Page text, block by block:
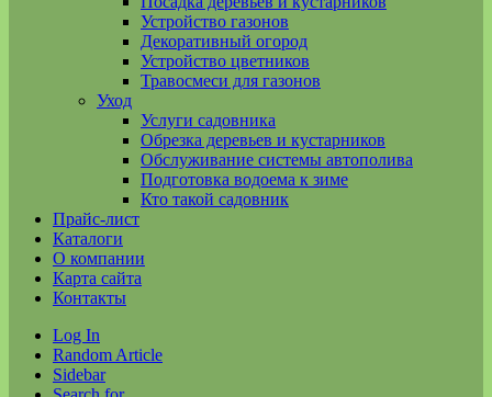
Устройство газонов
Декоративный огород
Устройство цветников
Травосмеси для газонов
Уход
Услуги садовника
Обрезка деревьев и кустарников
Обслуживание системы автополива
Подготовка водоема к зиме
Кто такой садовник
Прайс-лист
Каталоги
О компании
Карта сайта
Контакты
Log In
Random Article
Sidebar